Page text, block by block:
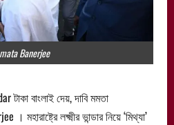
Banerjee
টাকা বাংলাই দেয়, দাবি মমতা
মহারাষ্ট্রে লক্ষ্মীর ভান্ডার নিয়ে ‘মিথ্যা’